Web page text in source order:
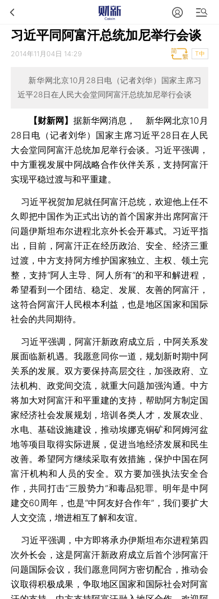
习近平同阿富汗总统加尼举行会谈
2014年11月04日 14:29 T中
新华网北京10月28日电（记者刘华）国家主席习
近平28日在人民大会堂同阿富汗总统加尼举行会谈
【财新网】 据新华网消息， 新华网北京10月
28日电（记者刘华）国家主席习近平28日在人民
大会堂同阿富汗总统加尼举行会谈。习近平强调，
中方重视发展中阿战略合作伙伴关系，支持阿富汗
实现平稳过渡与和平重建。
习近平祝贺加尼就任阿富汗总统，欢迎他上任不
久即把中国作为正式出访的首个国家并出席阿富汗
问题伊斯坦布尔进程北京外长会开幕式。习近平指
出，目前，阿富汗正在经历政治、安全、经济三重
过渡，中方支持阿方维护国家独立、主权、领土完
整，支持“阿人主导、阿人所有”的和平和解进程，
希望看到一个团结、稳定、发展、友善的阿富汗，
这符合阿富汗人民根本利益，也是地区国家和国际
社会的共同期待。
习近平强调，阿富汗新政府成立后，中阿关系发
展面临新机遇。我愿意同你一道，规划新时期中阿
关系的发展。双方要保持高层交往，加强政府、立
法机构、政党间交流，就重大问题加强沟通。中方
将加大对阿富汗和平重建的支持，帮助阿方制定国
家经济社会发展规划，培训各类人才，发展农业、
水电、基础设施建设，推动埃娜克铜矿和阿姆河盆
地等项目取得实际进展，促进当地经济发展和民生
改善。希望阿方继续采取有效措施，保护中国在阿
富汗机构和人员的安全。双方要加强执法安全合
作，共同打击“三股势力”和毒品犯罪。明年是中阿
建交60周年，也是“中阿友好合作年”，我们要扩大
人文交流，增进相互了解和友谊。
习近平强调，中方即将承办伊斯坦布尔进程第四
次外长会，这是阿富汗新政府成立后首个涉阿富汗
问题国际会议，我们愿意同阿方密切配合，推动会
议取得积极成果，争取地区国家和国际社会对阿富